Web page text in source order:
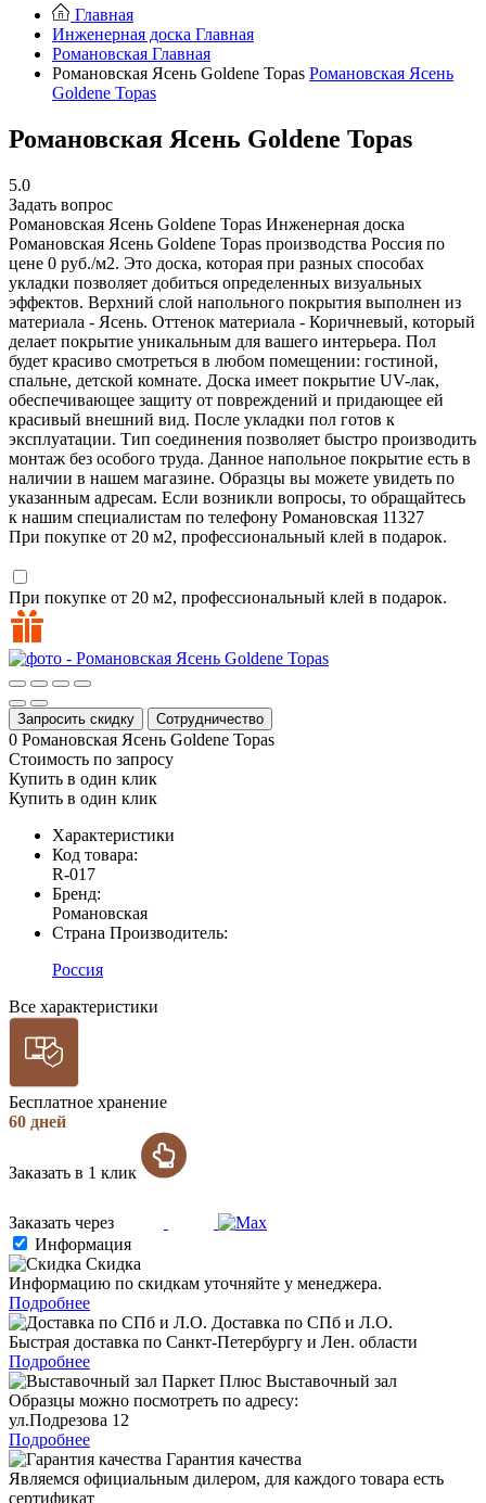
Главная
Инженерная доска Главная
Романовская Главная
Романовская Ясень Goldene Topas Романовская Ясень
Goldene Topas
Романовская Ясень Goldene Topas
5.0
Задать вопрос
Романовская Ясень Goldene Topas Инженерная доска
Романовская Ясень Goldene Topas производства Россия по
цене 0 руб./м2. Это доска, которая при разных способах
укладки позволяет добиться определенных визуальных
эффектов. Верхний слой напольного покрытия выполнен из
материала - Ясень. Оттенок материала - Коричневый, который
делает покрытие уникальным для вашего интерьера. Пол
будет красиво смотреться в любом помещении: гостиной,
спальне, детской комнате. Доска имеет покрытие UV-лак,
обеспечивающее защиту от повреждений и придающее ей
красивый внешний вид. После укладки пол готов к
эксплуатации. Тип соединения позволяет быстро производить
монтаж без особого труда. Данное напольное покрытие есть в
наличии в нашем магазине. Образцы вы можете увидеть по
указанным адресам. Если возникли вопросы, то обращайтесь
к нашим специалистам по телефону Романовская 11327
При покупке от 20 м2, профессиональный клей в подарок.
При покупке от 20 м2, профессиональный клей в подарок.
Запросить скидку Сотрудничество
0 Романовская Ясень Goldene Topas
Стоимость по запросу
Купить в один клик
Купить в один клик
Характеристики
Код товара:
R-017
Бренд:
Романовская
Страна Производитель:
Россия
Все характеристики
Бесплатное хранение
60 дней
Заказать в 1 клик
Заказать через
Информация
Скидка
Информацию по скидкам уточняйте у менеджера.
Подробнее
Доставка по СПб и Л.О.
Быстрая доставка по Санкт-Петербургу и Лен. области
Подробнее
Выставочный зал
Образцы можно посмотреть по адресу:
ул.Подрезова 12
Подробнее
Гарантия качества
Являемся официальным дилером, для каждого товара есть
сертификат